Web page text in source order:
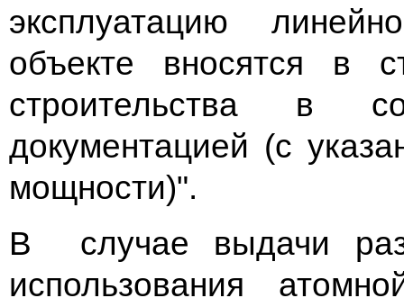
эксплуатацию
объекте вносятся в
строительства в
документацией (с
мощности)".
В случае выдачи
использования